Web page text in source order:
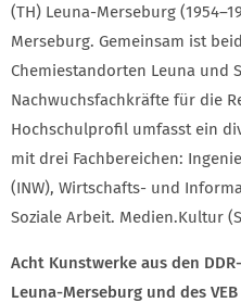
(TH) Leuna-Merseburg
Merseburg. Gemeinsam ist
Chemiestandorten Leuna und
Nachwuchsfachkräfte für die
Hochschulprofil umfasst ein
mit drei Fachbereichen:
(INW), Wirtschafts- und
Soziale Arbeit. Medien.Kultur
Acht Kunstwerke aus den
Leuna-Merseburg und des